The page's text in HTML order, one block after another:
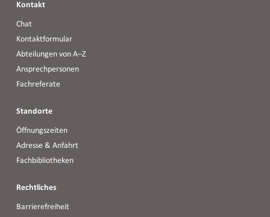
Kontakt
Chat
Kontaktformular
Abteilungen von A–Z
Ansprechpersonen
Fachreferate
Standorte
Öffnungszeiten
Adresse & Anfahrt
Fachbibliotheken
Rechtliches
Barrierefreiheit